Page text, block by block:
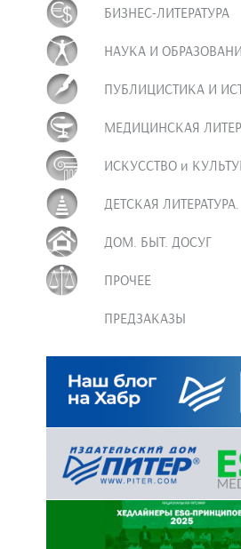
БИЗНЕС-ЛИТЕРАТУРА
НАУКА И
ПУБЛИЦИСТИКА И
МЕДИЦИНСКАЯ
ИСКУССТВО и
ДЕТСКАЯ
ДОМ. БЫТ. ДОСУГ
ПРОЧЕЕ
ПРЕДЗАКАЗЫ